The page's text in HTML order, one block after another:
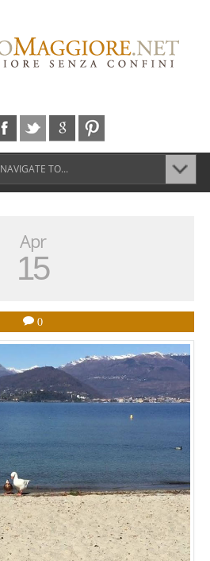
NAVIGATE TO...
Apr
15
0